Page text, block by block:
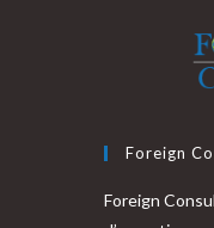
Foreign
Foreign